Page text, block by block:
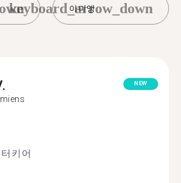
아미앵
keyboard_arrow_down
NEW
터키어